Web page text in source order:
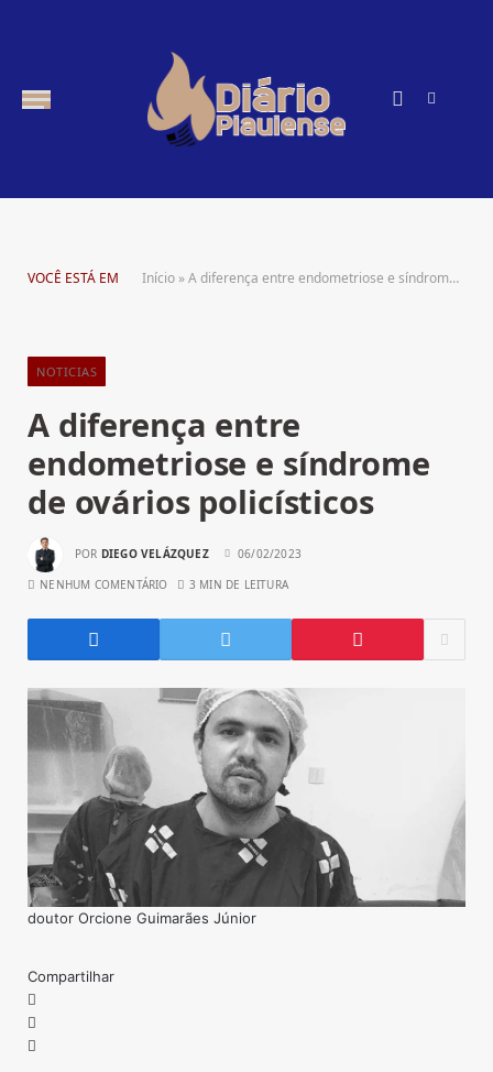
VOCÊ ESTÁ EM Início »A diferença entre endometriose e síndrome de ovários policísticos
NOTICIAS
A diferença entre
endometriose e síndrome
de ovários policísticos
POR DIEGO VELÁZQUEZ 06/02/2023
NENHUM COMENTÁRIO 3 MIN DE LEITURA
doutor Orcione Guimarães Júnior
Compartilhar